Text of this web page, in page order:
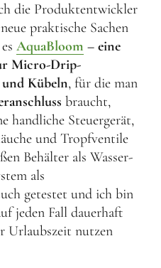
die Produktentwickler
praktische Sachen
AquaBloom – eine
Micro-Drip-
Kübeln, für die man
braucht,
handliche Steuergerät,
und Tropfventile
Behälter als Wasser-
als
getestet und ich bin
jeden Fall dauerhaft
Urlaubszeit nutzen